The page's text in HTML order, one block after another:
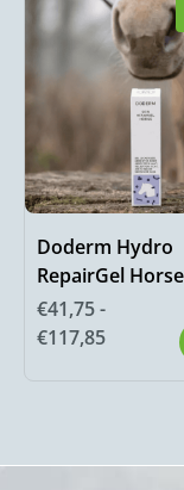
Doderm Hydro
RepairGel Horse
€41,75-
€117,85